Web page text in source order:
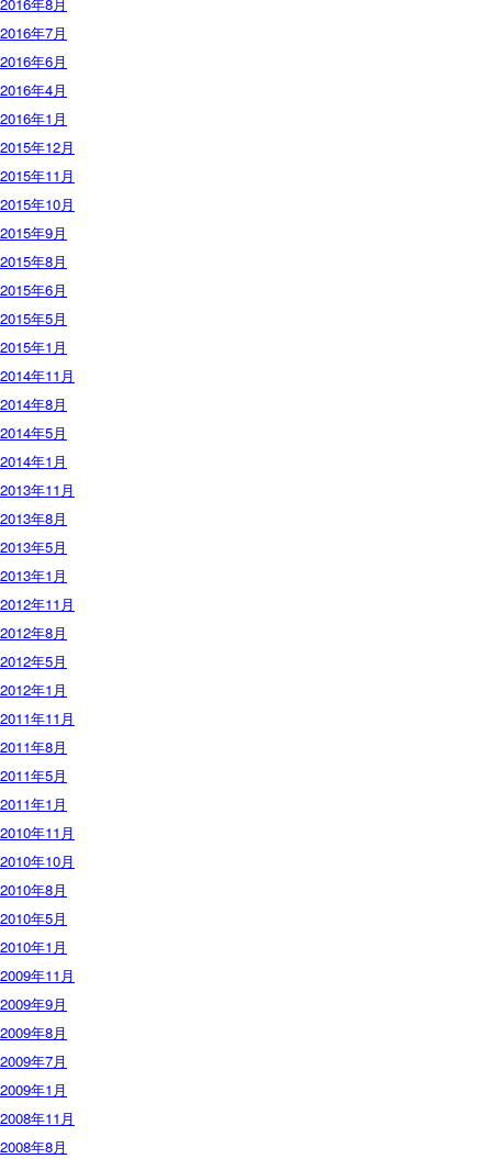
2016年7月
2016年6月
2016年4月
2016年1月
2015年12月
2015年11月
2015年10月
2015年9月
2015年8月
2015年6月
2015年5月
2015年1月
2014年11月
2014年8月
2014年5月
2014年1月
2013年11月
2013年8月
2013年5月
2013年1月
2012年11月
2012年8月
2012年5月
2012年1月
2011年11月
2011年8月
2011年5月
2011年1月
2010年11月
2010年10月
2010年8月
2010年5月
2010年1月
2009年11月
2009年9月
2009年8月
2009年7月
2009年1月
2008年11月
2008年8月